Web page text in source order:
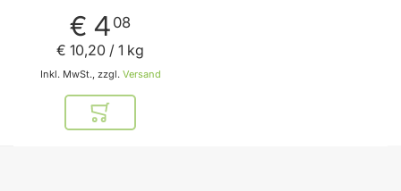
Quinoa und Amaranth
von Bauckhof
€ 4 08
Inkl. MwSt., zzgl. Versand
€ 10,20 / 1 kg
In den Warenkorb